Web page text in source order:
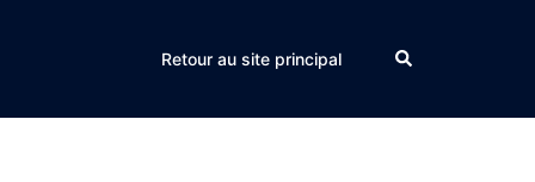
Retour au site principal Search